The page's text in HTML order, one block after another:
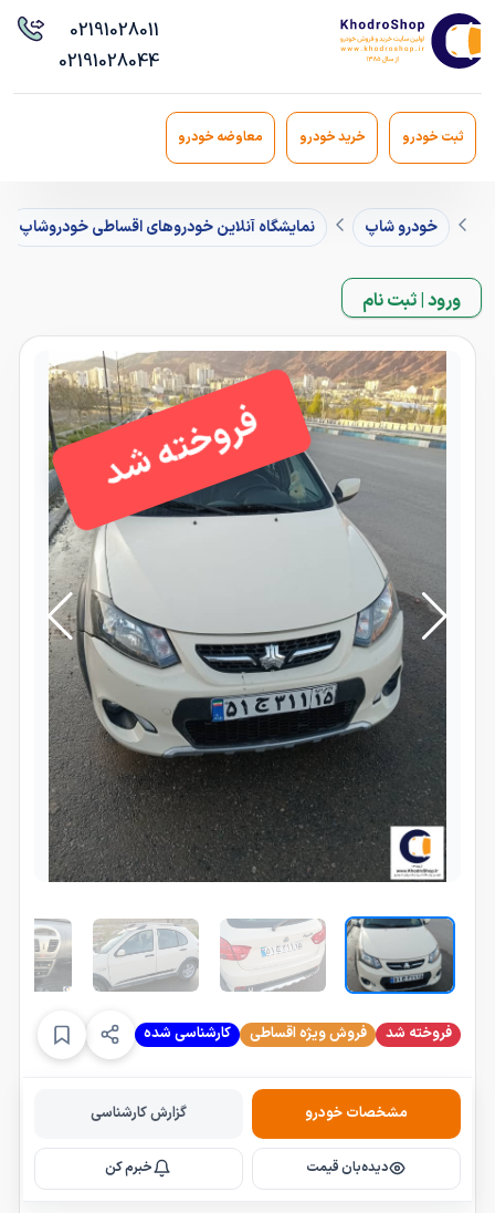
02191028011
02191028044
ثبت خودرو خرید خودرو معاوضه خودرو
خودرو شاپ نمایشگاه آنلاین خودروهای اقساطی خودروشاپ
ورود | ثبت نام
فروخته شد
فروخته شد فروش ویژه اقساطی کارشناسی شده
مشخصات خودرو گزارش کارشناسی
دیده‌بان قیمت خبرم کن